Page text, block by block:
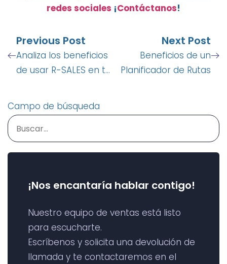
redes sociales ¡Contáctanos!
Previous Post
Analiza los beneficios
de usar R-SALES en tu
Next Post
Beneficios de un
Planificador de Rutas
Campo de búsqueda
¡Nos encantaría hablar contigo!
Nuestro equipo de ventas está listo
para escucharte.
Escríbenos y solicita una devolución de
llamada y te contactaremos en el